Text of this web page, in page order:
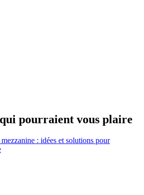
pourraient vous plaire